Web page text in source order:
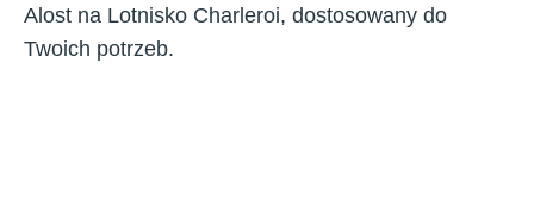
Alost na Lotnisko Charleroi, dostosowany do
Twoich potrzeb.